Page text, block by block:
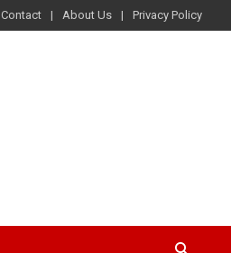
Contact About Us Privacy Policy